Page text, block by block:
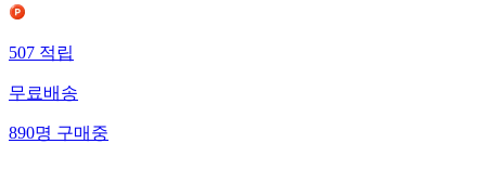
507적립
무료배송
890명구매중